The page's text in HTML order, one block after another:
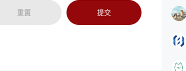
重置 提交